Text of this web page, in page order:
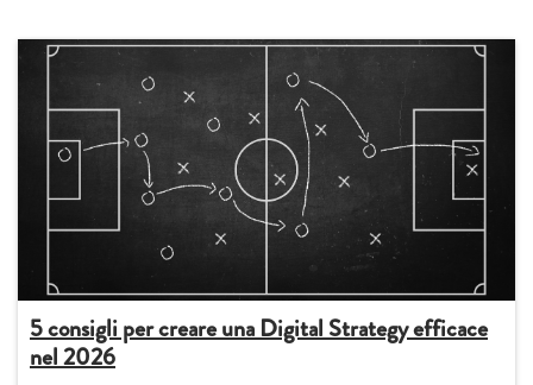
5 consigli per creare una Digital Strategy efficace
nel 2026